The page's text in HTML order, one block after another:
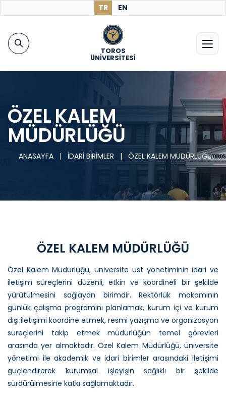
TR EN
TOROS
ÜNİVERSİTESİ
ÖZEL KALEM
MÜDÜRLÜĞÜ
ANASAYFA | İDARİ BİRİMLER | ÖZEL KALEM MÜDÜRLÜĞÜ
ÖZEL KALEM MÜDÜRLÜĞÜ
Özel Kalem Müdürlüğü, üniversite üst yönetiminin idari ve
iletişim süreçlerini düzenli, etkin ve koordineli bir şekilde
yürütülmesini sağlayan birimdir. Rektörlük makamının
günlük çalışma programını planlamak, kurum içi ve kurum
dışı iletişimi koordine etmek, resmi yazışma ve organizasyon
süreçlerini takip etmek müdürlüğün temel görevleri
arasında yer almaktadır. Özel Kalem Müdürlüğü, üniversite
yönetimi ile akademik ve idari birimler arasındaki iletişimi
güçlendirerek kurumsal işleyişin sağlıklı bir şekilde
sürdürülmesine katkı sağlamaktadır.